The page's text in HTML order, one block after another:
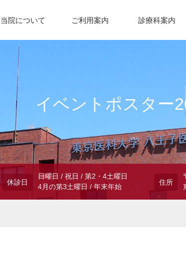
当院について ご利用案内 診療科案内
イベントポスター
休診日
日曜日 / 祝日 / 第2・4土曜日
4月の第3土曜日 / 年末年始
住所